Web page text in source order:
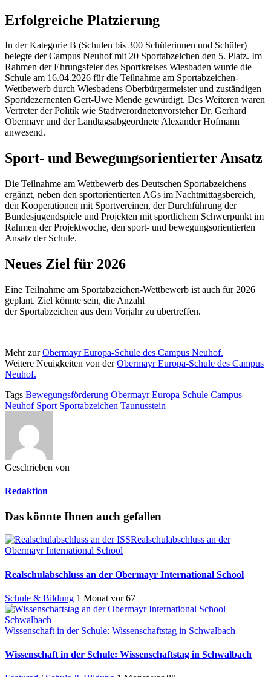
Erfolgreiche Platzierung
In der Kategorie B (Schulen bis 300 Schülerinnen und Schüler)
belegte der Campus Neuhof mit 20 Sportabzeichen den 5. Platz. Im
Rahmen der Ehrungsfeier des Sportkreises Wiesbaden wurde die
Schule am 16.04.2026 für die Teilnahme am Sportabzeichen-
Wettbewerb durch Wiesbadens Oberbürgermeister und zuständigen
Sportdezernenten Gert-Uwe Mende gewürdigt. Des Weiteren waren
Vertreter der Politik wie Stadtverordnetenvorsteher Dr. Gerhard
Obermayr und der Landtagsabgeordnete Alexander Hofmann
anwesend.
Sport- und Bewegungsorientierter Ansatz
Die Teilnahme am Wettbewerb des Deutschen Sportabzeichens
ergänzt, neben den sportorientierten AGs im Nachtmittagsbereich,
den Kooperationen mit Sportvereinen, der Durchführung der
Bundesjugendspiele und Projekten mit sportlichem Schwerpunkt im
Rahmen der Projektwoche, den sport- und bewegungsorientierten
Ansatz der Schule.
Neues Ziel für 2026
Eine Teilnahme am Sportabzeichen-Wettbewerb ist auch für 2026
geplant. Ziel könnte sein, die Anzahl
der Sportabzeichen aus dem Vorjahr zu übertreffen.
Mehr zurObermayr Europa-Schule des Campus Neuhof.
Weitere Neuigkeiten von derObermayr Europa-Schule des Campus
Neuhof.
Tags Bewegungsförderung Obermayr Europa Schule Campus
Neuhof Sport Sportabzeichen Taunusstein
Geschrieben von
Redaktion
Das könnte Ihnen auch gefallen
Realschulabschluss an der
Obermayr International School
Realschulabschluss an der Obermayr International School
Schule & Bildung 1 Monat vor 67
Wissenschaft in der Schule: Wissenschaftstag in Schwalbach
Wissenschaft in der Schule: Wissenschaftstag in Schwalbach